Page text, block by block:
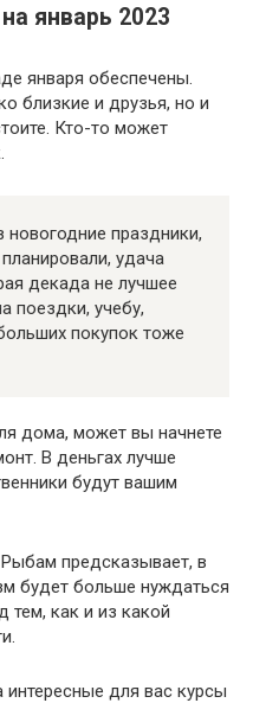
январь 2023
января обеспечены.
близкие и друзья, но и
Кто-то может
праздники,
удача
декада не лучшее
поездки, учебу,
покупок тоже
дома, может вы начнете
В деньгах лучше
будут вашим
предсказывает, в
будет больше нуждаться
тем, как и из какой
для вас курсы